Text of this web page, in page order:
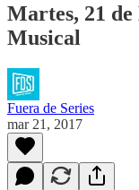
Martes, 21
Musical
Fuera de Series
mar 21, 2017